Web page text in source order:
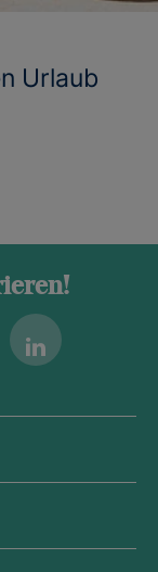
Urlaub
Linkedin